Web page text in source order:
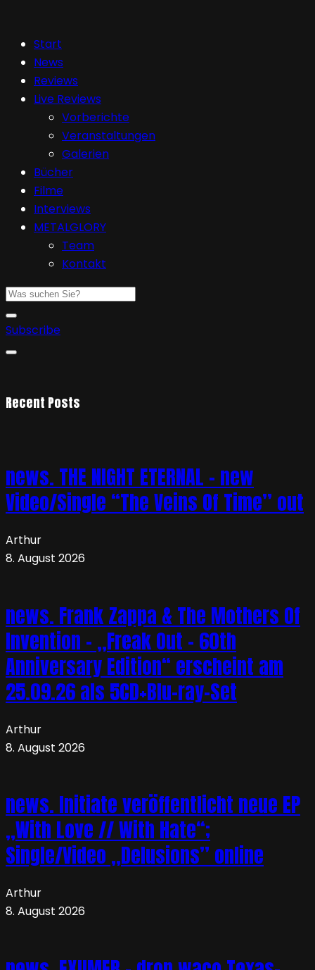
Start
News
Reviews
Live Reviews
Vorberichte
Veranstaltungen
Galerien
Bücher
Filme
Interviews
METALGLORY
Team
Kontakt
Subscribe
Recent Posts
news. THE NIGHT ETERNAL – new
Video/Single “The Veins Of Time” out
Arthur
8. August 2026
news. Frank Zappa & The Mothers Of
Invention – „Freak Out – 60th
Anniversary Edition“ erscheint am
25.09.26 als 5CD+Blu-ray-Set
Arthur
8. August 2026
news. Initiate veröffentlicht neue EP
„With Love // With Hate“;
Single/Video „Delusions” online
Arthur
8. August 2026